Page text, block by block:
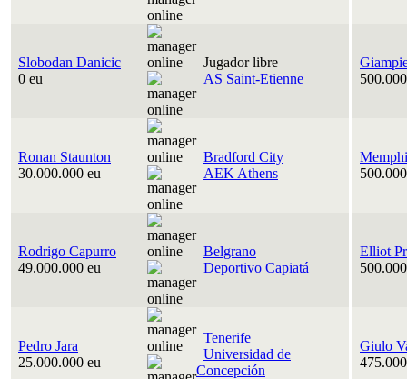
Slobodan Danicic
0 eu
Jugador libre
AS Saint-Etienne
Ronan Staunton
30.000.000 eu
Bradford City
AEK Athens
Rodrigo Capurro
49.000.000 eu
Belgrano
Deportivo Capiatá
Elliot
Pedro Jara
25.000.000 eu
Tenerife
Universidad de
Concepción
Giulo